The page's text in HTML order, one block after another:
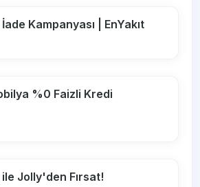
Kampanyası | EnYakıt
%0 Faizli Kredi
Jolly'den Fırsat!